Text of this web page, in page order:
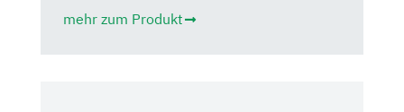
mehr zum Produkt